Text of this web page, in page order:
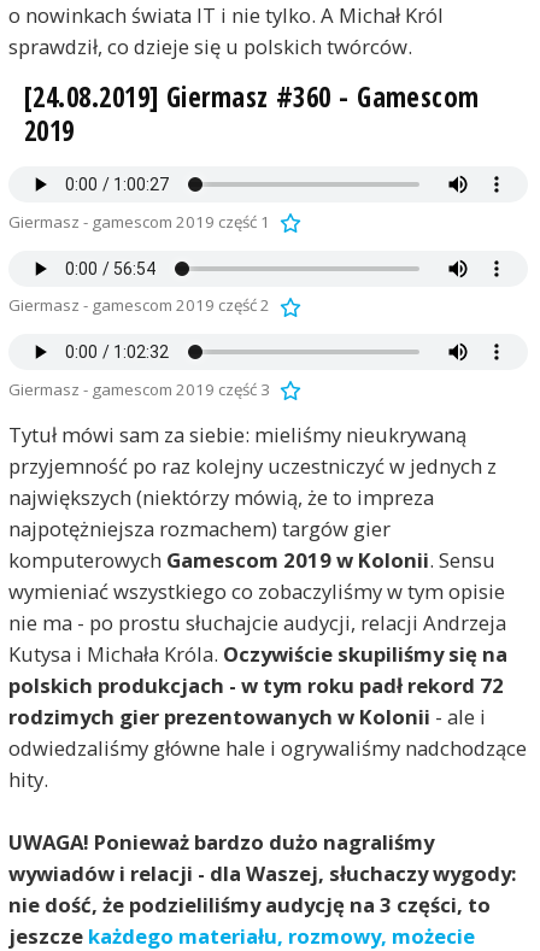
o nowinkach świata IT i nie tylko. A Michał Król
sprawdził, co dzieje się u polskich twórców.
[24.08.2019] Giermasz #360 - Gamescom
2019
Giermasz - gamescom 2019 część 1
Giermasz - gamescom 2019 część 2
Giermasz - gamescom 2019 część 3
Tytuł mówi sam za siebie: mieliśmy nieukrywaną
przyjemność po raz kolejny uczestniczyć w jednych z
największych (niektórzy mówią, że to impreza
najpotężniejsza rozmachem) targów gier
komputerowych Gamescom 2019 w Kolonii. Sensu
wymieniać wszystkiego co zobaczyliśmy w tym opisie
nie ma - po prostu słuchajcie audycji, relacji Andrzeja
Kutysa i Michała Króla. Oczywiście skupiliśmy się na
polskich produkcjach - w tym roku padł rekord 72
rodzimych gier prezentowanych w Kolonii - ale i
odwiedzaliśmy główne hale i ogrywaliśmy nadchodzące
hity.
UWAGA! Ponieważ bardzo dużo nagraliśmy
wywiadów i relacji - dla Waszej, słuchaczy wygody:
nie dość, że podzieliliśmy audycję na 3 części, to
jeszcze każdego materiału, rozmowy, możecie